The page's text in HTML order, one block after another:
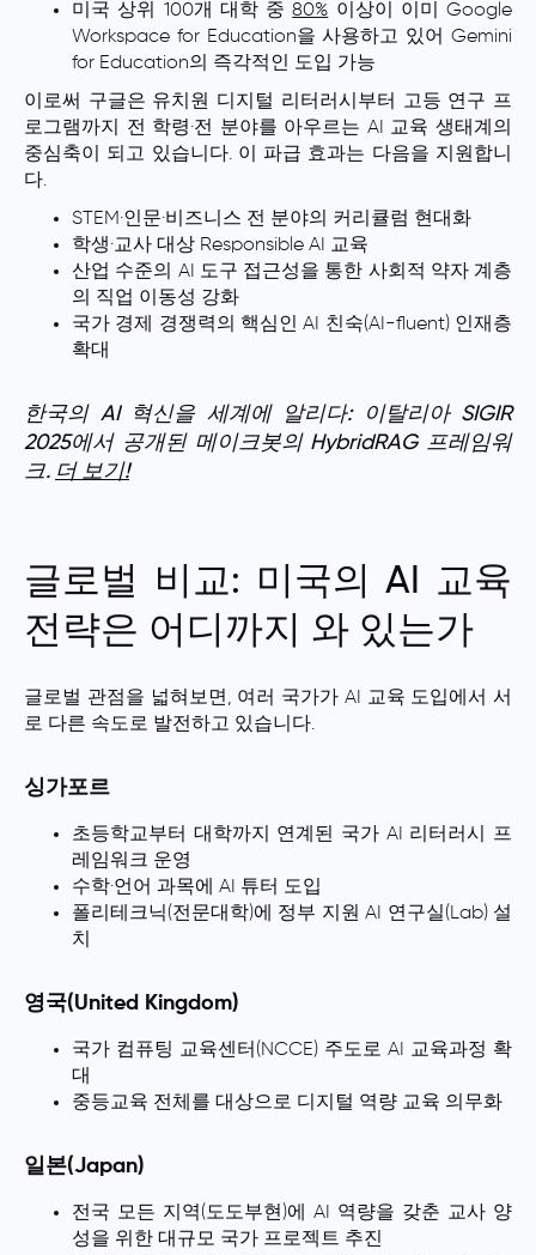
미국 상위 100개 대학 중80% 이상이 이미 Google
Workspace for Education을 사용하고 있어 Gemini
for Education의 즉각적인 도입 가능
이로써 구글은 유치원 디지털 리터러시부터 고등 연구 프
로그램까지 전 학령·전 분야를 아우르는 AI 교육 생태계의
중심축이 되고 있습니다. 이 파급 효과는 다음을 지원합니
다.
STEM·인문·비즈니스 전 분야의 커리큘럼 현대화
학생·교사 대상 Responsible AI 교육
산업 수준의 AI 도구 접근성을 통한 사회적 약자 계층
의 직업 이동성 강화
국가 경제 경쟁력의 핵심인 AI 친숙(AI-fluent) 인재층
확대
한국의 AI 혁신을 세계에 알리다: 이탈리아 SIGIR
2025에서 공개된 메이크봇의 HybridRAG 프레임워
크. 더 보기!
글로벌 비교: 미국의 AI 교육
전략은 어디까지 와 있는가
글로벌 관점을 넓혀보면, 여러 국가가 AI 교육 도입에서 서
로 다른 속도로 발전하고 있습니다.
싱가포르
초등학교부터 대학까지 연계된 국가 AI 리터러시 프
레임워크 운영
수학·언어 과목에 AI 튜터 도입
폴리테크닉(전문대학)에 정부 지원 AI 연구실(Lab) 설
치
영국(United Kingdom)
국가 컴퓨팅 교육센터(NCCE) 주도로 AI 교육과정 확
대
중등교육 전체를 대상으로 디지털 역량 교육 의무화
일본(Japan)
전국 모든 지역(도도부현)에 AI 역량을 갖춘 교사 양
성을 위한 대규모 국가 프로젝트 추진